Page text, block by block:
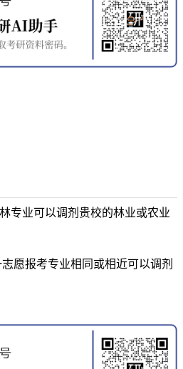
专业可以调剂贵校的林业或农业
愿报考专业相同或相近可以调剂